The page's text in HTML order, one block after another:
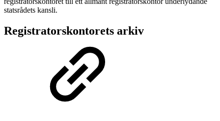
statsrådets kansli.
Registratorskontorets arkiv